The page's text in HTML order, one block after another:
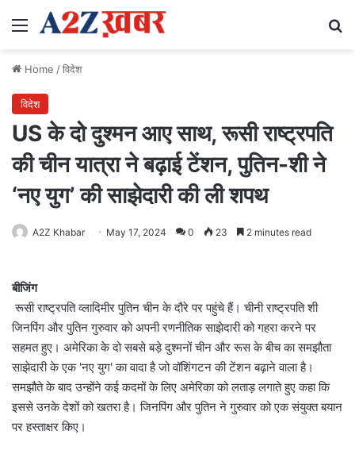
Menu
Home /विदेश
विदेश
US के दो दुश्मन आए साथ, रूसी राष्ट्रपति
की चीन यात्रा ने बढ़ाई टेंशन, पुतिन-शी ने
‘नए युग’ की साझेदारी की ली शपथ
A2Z Khabar May 17, 2024 0 23 2 minutes read
बीजिंग
रूसी राष्ट्रपति व्लादिमीर पुतिन चीन के दौरे पर पहुंचे हैं। चीनी राष्ट्रपति शी
जिनपिंग और पुतिन गुरुवार को अपनी रणनीतिक साझेदारी को गहरा करने पर
सहमत हुए। अमेरिका के दो सबसे बड़े दुश्मनों चीन और रूस के बीच का समझौता
साझेदारी के एक 'नए युग' का वादा है जो वॉशिंगटन की टेंशन बढ़ाने वाला है।
समझौते के बाद उन्होंने कई कदमों के लिए अमेरिका को लताड़ लगाते हुए कहा कि
इससे उनके देशों को खतरा है। जिनपिंग और पुतिन ने गुरुवार को एक संयुक्त बयान
पर हस्ताक्षर किए।